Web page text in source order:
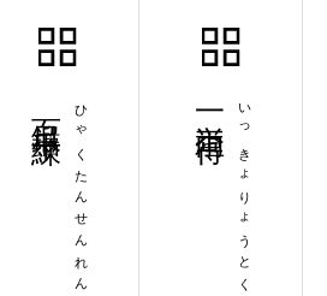
ひゃくたんせんれん いっきょりょうとく
一挙両得